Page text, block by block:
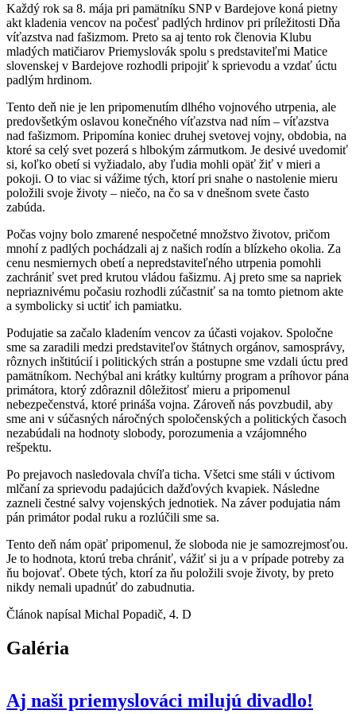
Každý rok sa 8. mája pri pamätníku SNP v Bardejove koná pietny
akt kladenia vencov na počesť padlých hrdinov pri príležitosti Dňa
víťazstva nad fašizmom. Preto sa aj tento rok členovia Klubu
mladých matičiarov Priemyslovák spolu s predstaviteľmi Matice
slovenskej v Bardejove rozhodli pripojiť k sprievodu a vzdať úctu
padlým hrdinom.
Tento deň nie je len pripomenutím dlhého vojnového utrpenia, ale
predovšetkým oslavou konečného víťazstva nad ním – víťazstva
nad fašizmom. Pripomína koniec druhej svetovej vojny, obdobia, na
ktoré sa celý svet pozerá s hlbokým zármutkom. Je desivé uvedomiť
si, koľko obetí si vyžiadalo, aby ľudia mohli opäť žiť v mieri a
pokoji. O to viac si vážime tých, ktorí pri snahe o nastolenie mieru
položili svoje životy – niečo, na čo sa v dnešnom svete často
zabúda.
Počas vojny bolo zmarené nespočetné množstvo životov, pričom
mnohí z padlých pochádzali aj z našich rodín a blízkeho okolia. Za
cenu nesmiernych obetí a nepredstaviteľného utrpenia pomohli
zachrániť svet pred krutou vládou fašizmu. Aj preto sme sa napriek
nepriaznivému počasiu rozhodli zúčastniť sa na tomto pietnom akte
a symbolicky si uctiť ich pamiatku.
Podujatie sa začalo kladením vencov za účasti vojakov. Spoločne
sme sa zaradili medzi predstaviteľov štátnych orgánov, samosprávy,
rôznych inštitúcií i politických strán a postupne sme vzdali úctu pred
pamätníkom. Nechýbal ani krátky kultúrny program a príhovor pána
primátora, ktorý zdôraznil dôležitosť mieru a pripomenul
nebezpečenstvá, ktoré prináša vojna. Zároveň nás povzbudil, aby
sme ani v súčasných náročných spoločenských a politických časoch
nezabúdali na hodnoty slobody, porozumenia a vzájomného
rešpektu.
Po prejavoch nasledovala chvíľa ticha. Všetci sme stáli v úctivom
mlčaní za sprievodu padajúcich dažďových kvapiek. Následne
zazneli čestné salvy vojenských jednotiek. Na záver podujatia nám
pán primátor podal ruku a rozlúčili sme sa.
Tento deň nám opäť pripomenul, že sloboda nie je samozrejmosťou.
Je to hodnota, ktorú treba chrániť, vážiť si ju a v prípade potreby za
ňu bojovať. Obete tých, ktorí za ňu položili svoje životy, by preto
nikdy nemali upadnúť do zabudnutia.
Článok napísal Michal Popadič, 4. D
Galéria
Aj naši priemyslováci milujú divadlo!